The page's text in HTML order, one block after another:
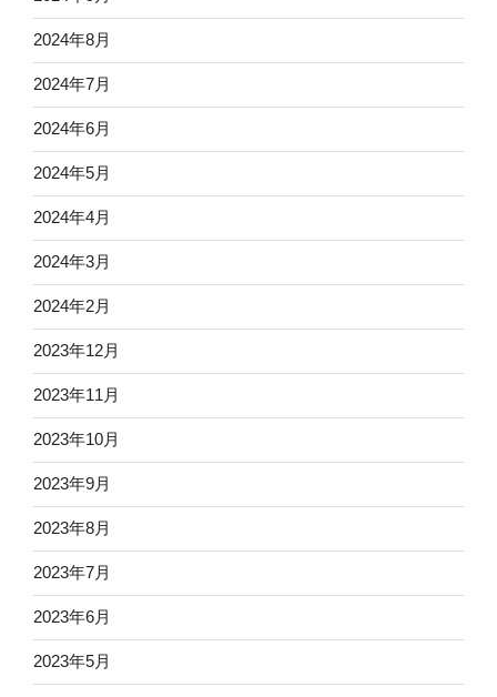
2024年8月
2024年7月
2024年6月
2024年5月
2024年4月
2024年3月
2024年2月
2023年12月
2023年11月
2023年10月
2023年9月
2023年8月
2023年7月
2023年6月
2023年5月